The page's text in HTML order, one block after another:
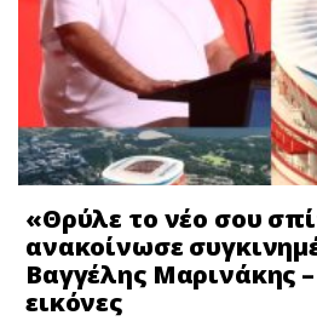
«Θρύλε το νέο σου
ανακοίνωσε
Βαγγέλης Μαρινάκης
εικόνες